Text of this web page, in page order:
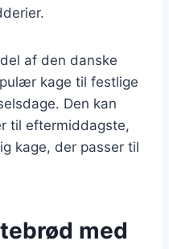
af den danske
kage til festlige
Den kan
til eftermiddagste,
kage, der passer til
med